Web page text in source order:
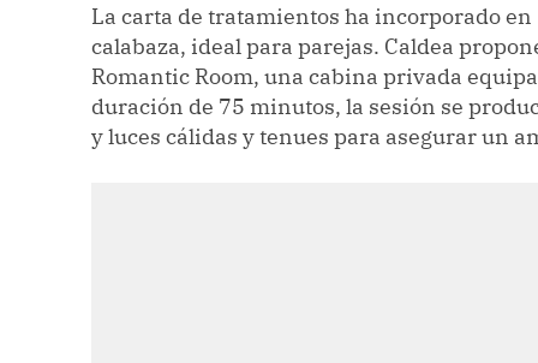
La carta de tratamientos ha incorporado
calabaza, ideal para parejas. Caldea
Romantic Room, una cabina privada
duración de 75 minutos, la sesión se
y luces cálidas y tenues para asegurar un